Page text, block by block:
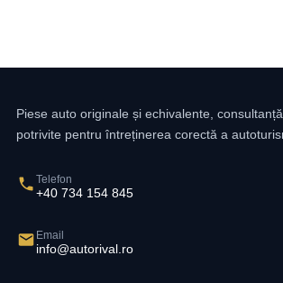
Piese auto originale și echivalente,
potrivite pentru întreținerea corectă a
Telefon
+40 734 154 845
Email
info@autorival.ro